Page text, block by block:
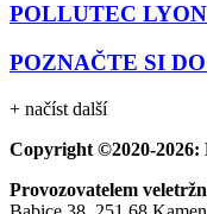
POLLUTEC
POZNAČTE SI
+ načíst další
Copyright ©2020-2026:
Provozovatelem